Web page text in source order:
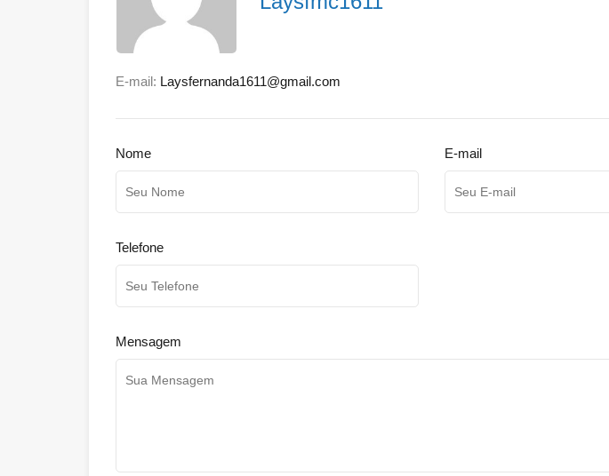
E-mail: Laysfernanda1611@gmail.com
Nome E-mail
Telefone
Mensagem